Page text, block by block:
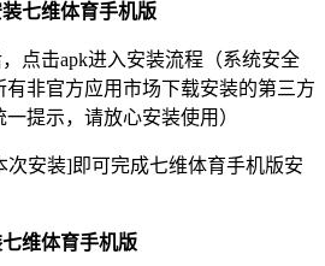
七维体育手机版
点击apk进入安装流程（系统安全
有非官方应用市场下载安装的第三方
提示，请放心安装使用）
次安装]即可完成七维体育手机版安
维体育手机版